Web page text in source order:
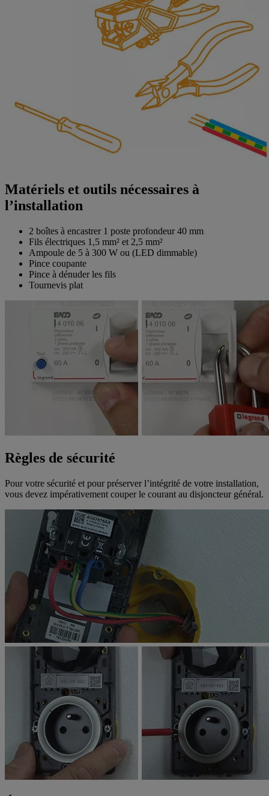
Matériels et outils nécessaires à
l’installation
2 boîtes à encastrer 1 poste profondeur 40 mm
Fils électriques 1,5 mm² et 2,5 mm²
Ampoule de 5 à 300 W ou (LED dimmable)
Pince coupante
Pince à dénuder les fils
Tournevis plat
Règles de sécurité
Pour votre sécurité et pour préserver l’intégrité de votre installation,
vous devez impérativement couper le courant au disjoncteur général.